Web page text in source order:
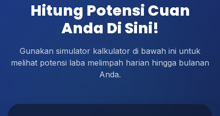
Hitung Potensi Cuan
Anda Di Sini!
Gunakan simulator kalkulator di bawah ini untuk
melihat potensi laba melimpah harian hingga bulanan
Anda.